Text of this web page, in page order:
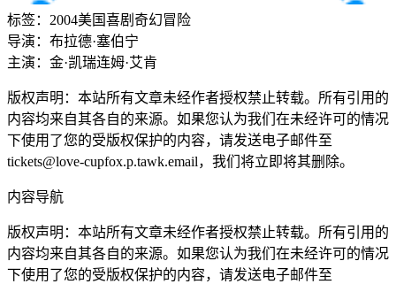
标签： 2004美国喜剧 奇幻冒险
导演： 布拉德·塞伯宁
主演： 金·凯瑞连姆·艾肯
版权声明：本站所有文章未经作者授权禁止转载。所有引用的
内容均来自其各自的来源。如果您认为我们在未经许可的情况
下使用了您的受版权保护的内容，请发送电子邮件至
tickets@love-cupfox.p.tawk.email，我们将立即将其删除。
内容导航
版权声明：本站所有文章未经作者授权禁止转载。所有引用的
内容均来自其各自的来源。如果您认为我们在未经许可的情况
下使用了您的受版权保护的内容，请发送电子邮件至